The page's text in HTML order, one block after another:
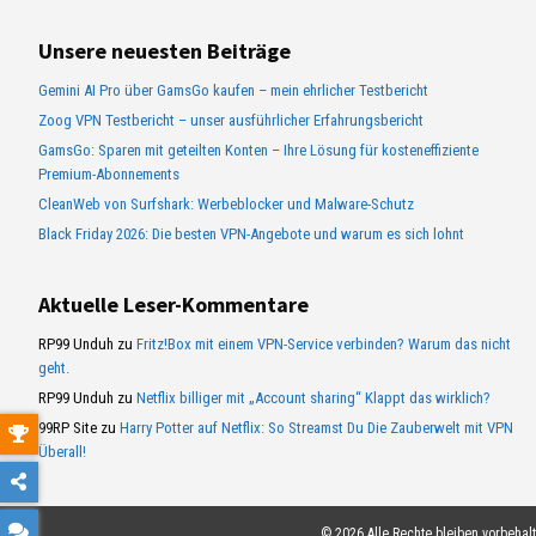
r
e
Unsere neuesten Beiträge
Gemini AI Pro über GamsGo kaufen – mein ehrlicher Testbericht
Zoog VPN Testbericht – unser ausführlicher Erfahrungsbericht
GamsGo: Sparen mit geteilten Konten – Ihre Lösung für kosteneffiziente
Premium-Abonnements
CleanWeb von Surfshark: Werbeblocker und Malware-Schutz
Black Friday 2026: Die besten VPN-Angebote und warum es sich lohnt
Aktuelle Leser-Kommentare
RP99 Unduh zu Fritz!Box mit einem VPN-Service verbinden? Warum das nicht
geht.
RP99 Unduh zu Netflix billiger mit „Account sharing“ Klappt das wirklich?
99RP Site zu Harry Potter auf Netflix: So Streamst Du Die Zauberwelt mit VPN
Überall!